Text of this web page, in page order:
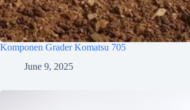
Komponen Grader Komatsu 705
June 9, 2025